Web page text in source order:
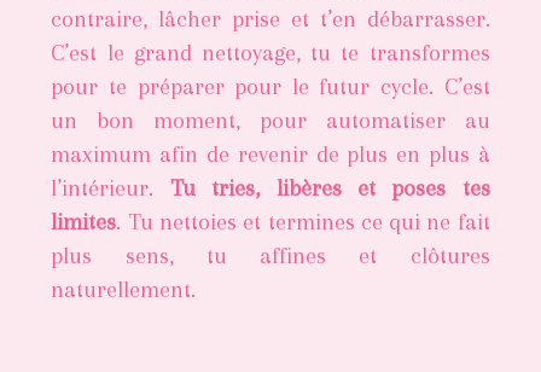
contraire, lâcher prise et t’en débarrasser.
C’est le grand nettoyage, tu te transformes
pour te préparer pour le futur cycle. C’est
un bon moment, pour automatiser au
maximum afin de revenir de plus en plus à
l’intérieur. Tu tries, libères et poses tes
limites. Tu nettoies et termines ce qui ne fait
plus sens, tu affines et clôtures
naturellement.